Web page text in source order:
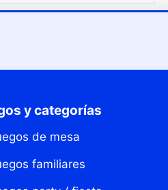
y categorías
de mesa
familiares